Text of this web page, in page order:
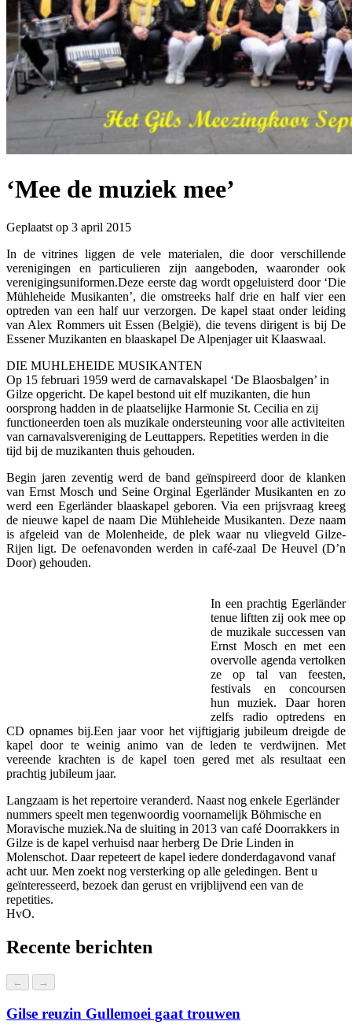
/ Stamboomonderzoek
Wereldoorlog
‘Mee de muziek mee’
Geplaatst op 3 april 2015
In de vitrines liggen de vele materialen, die door verschillende
verenigingen en particulieren zijn aangeboden, waaronder ook
verenigingsuniformen.Deze eerste dag wordt opgeluisterd door ‘Die
Mühleheide Musikanten’, die omstreeks half drie en half vier een
optreden van een half uur verzorgen. De kapel staat onder leiding
van Alex Rommers uit Essen (België), die tevens dirigent is bij De
Essener Muzikanten en blaaskapel De Alpenjager uit Klaaswaal.
DIE MUHLEHEIDE MUSIKANTEN
Op 15 februari 1959 werd de carnavalskapel ‘De Blaosbalgen’ in
Gilze opgericht. De kapel bestond uit elf muzikanten, die hun
oorsprong hadden in de plaatselijke Harmonie St. Cecilia en zij
functioneerden toen als muzikale ondersteuning voor alle activiteiten
van carnavalsvereniging de Leuttappers. Repetities werden in die
tijd bij de muzikanten thuis gehouden.
Begin jaren zeventig werd de band geïnspireerd door de klanken
van Ernst Mosch und Seine Orginal Egerländer Musikanten en zo
werd een Egerländer blaaskapel geboren. Via een prijsvraag kreeg
de nieuwe kapel de naam Die Mühleheide Musikanten. Deze naam
is afgeleid van de Molenheide, de plek waar nu vliegveld Gilze-
Rijen ligt. De oefenavonden werden in café-zaal De Heuvel (D’n
Door) gehouden.
In een prachtig Egerländer
tenue liftten zij ook mee op
de muzikale successen van
Ernst Mosch en met een
overvolle agenda vertolken
ze op tal van feesten,
festivals en concoursen
hun muziek. Daar horen
zelfs radio optredens en
CD opnames bij.Een jaar voor het vijftigjarig jubileum dreigde de
kapel door te weinig animo van de leden te verdwijnen. Met
vereende krachten is de kapel toen gered met als resultaat een
prachtig jubileum jaar.
Langzaam is het repertoire veranderd. Naast nog enkele Egerländer
nummers speelt men tegenwoordig voornamelijk Böhmische en
Moravische muziek.Na de sluiting in 2013 van café Doorrakkers in
Gilze is de kapel verhuisd naar herberg De Drie Linden in
Molenschot. Daar repeteert de kapel iedere donderdagavond vanaf
acht uur. Men zoekt nog versterking op alle geledingen. Bent u
geïnteresseerd, bezoek dan gerust en vrijblijvend een van de
repetities.
HvO.
Recente berichten
← →
Gilse reuzin Gullemoei gaat trouwen